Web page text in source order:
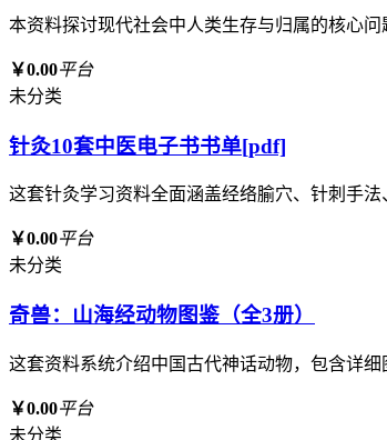
本资料探讨现代社会中人类生存与归属的核心
￥0.00平台
未分类
针灸10套中医电子书书单[pdf]
这套针灸学习资料全面涵盖经络腧穴、针刺手
￥0.00平台
未分类
奇兽：山海经动物图鉴（全3册）
这套资料系统介绍中国古代神话动物，包含详
￥0.00平台
未分类